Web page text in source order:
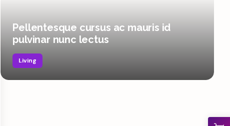
Pellentesque cursus ac mauris id
pulvinar nunc lectus
Living